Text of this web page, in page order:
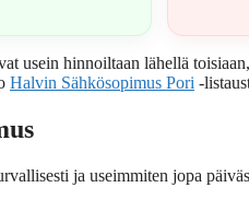
usein hinnoiltaan lähellä
Halvin Sähkösopimus Pori -
ja useimmiten jopa